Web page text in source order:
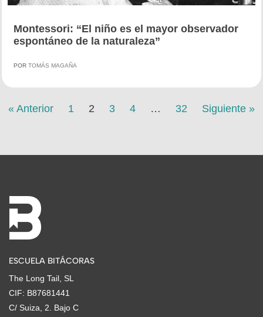
Montessori: “El niño es el mayor observador
espontáneo de la naturaleza”
POR TOMÁS MAGAÑA
« Anterior 1 2 3 4 … 32 Siguiente »
ESCUELA BITÁCORAS
The Long Tail, SL
CIF: B87681441
C/ Suiza, 2. Bajo C